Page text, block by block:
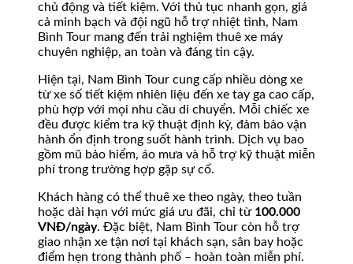
chủ động và tiết kiệm. Với thủ tục nhanh gọn, giá
cả minh bạch và đội ngũ hỗ trợ nhiệt tình, Nam
Bình Tour mang đến trải nghiệm thuê xe máy
chuyên nghiệp, an toàn và đáng tin cậy.
Hiện tại, Nam Bình Tour cung cấp nhiều dòng xe
từ xe số tiết kiệm nhiên liệu đến xe tay ga cao cấp,
phù hợp với mọi nhu cầu di chuyển. Mỗi chiếc xe
đều được kiểm tra kỹ thuật định kỳ, đảm bảo vận
hành ổn định trong suốt hành trình. Dịch vụ bao
gồm mũ bảo hiểm, áo mưa và hỗ trợ kỹ thuật miễn
phí trong trường hợp gặp sự cố.
Khách hàng có thể thuê xe theo ngày, theo tuần
hoặc dài hạn với mức giá ưu đãi, chỉ từ 100.000
VNĐ/ngày. Đặc biệt, Nam Bình Tour còn hỗ trợ
giao nhận xe tận nơi tại khách sạn, sân bay hoặc
điểm hẹn trong thành phố – hoàn toàn miễn phí.